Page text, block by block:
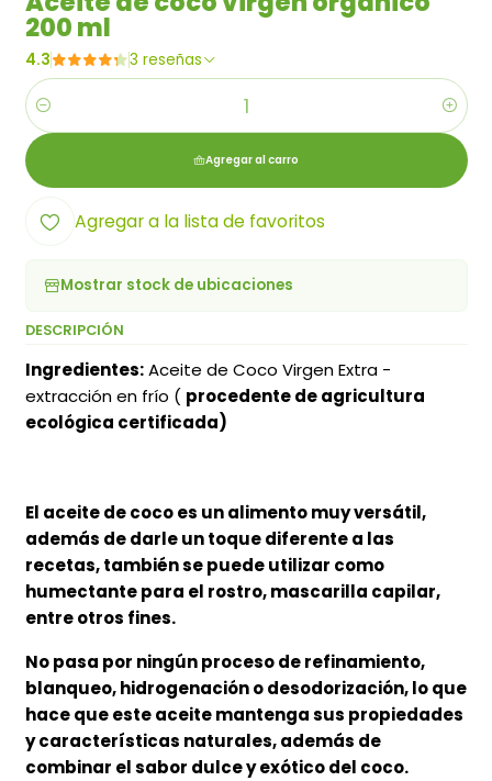
200 ml
4.3 3 reseñas
Cantidad
Agregar al carro
Agregar a la lista de favoritos
Mostrar stock de ubicaciones
DESCRIPCIÓN
Ingredientes:Aceite de Coco Virgen Extra -
extracción en frío ( procedente de agricultura
ecológica certificada)
El aceite de coco es un alimento muy versátil,
además de darle un toque diferente a las
recetas, también se puede utilizar como
humectante para el rostro, mascarilla capilar,
entre otros fines.
No pasa por ningún proceso de refinamiento,
blanqueo, hidrogenación o desodorización, lo que
hace que este aceite mantenga sus propiedades
y características naturales, además de
combinar el sabor dulce y exótico del coco.